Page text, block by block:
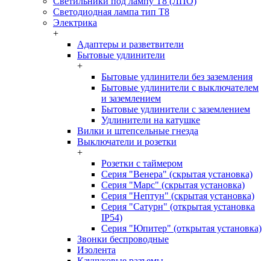
Светодиодная лампа тип T8
Электрика
+
Адаптеры и разветвители
Бытовые удлинители
+
Бытовые удлинители без заземления
Бытовые удлинители с выключателем
и заземлением
Бытовые удлинители с заземлением
Удлинители на катушке
Вилки и штепсельные гнезда
Выключатели и розетки
+
Розетки с таймером
Серия "Венера" (скрытая установка)
Серия "Марс" (скрытая установка)
Серия "Нептун" (скрытая установка)
Серия "Сатурн" (открытая установка
IP54)
Серия "Юпитер" (открытая установка)
Звонки беспроводные
Изолента